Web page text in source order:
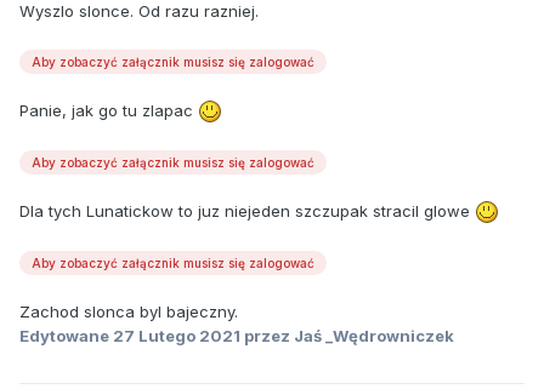
Wyszlo slonce. Od razu razniej.
Aby zobaczyć załącznik musisz się zalogować
Panie, jak go tu zlapac
Aby zobaczyć załącznik musisz się zalogować
Dla tych Lunatickow to juz niejeden szczupak stracil glowe
Aby zobaczyć załącznik musisz się zalogować
Zachod slonca byl bajeczny.
Edytowane 27 Lutego 2021 przez Jaś _Wędrowniczek